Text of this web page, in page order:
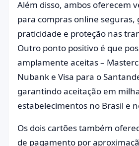
Além disso, ambos oferecem
para compras online
praticidade e proteção nas
Outro ponto positivo é que
amplamente aceitas –
Nubank e Visa para o
garantindo aceitação em
estabelecimentos no Brasil e
Os dois cartões também
de pagamento por